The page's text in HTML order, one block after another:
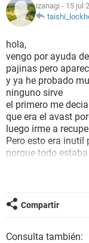
izanagi - 15 jul
hola,
vengo por ayuda
pajinas pero
y ya he probado
ninguno sirve
el primero me
que era el avast
luego irme a
Pero esto era inutil
porque todo
videoes decir que
despues de hacer
El proxy no estaba
porfavor
Compartir
Consulta también: